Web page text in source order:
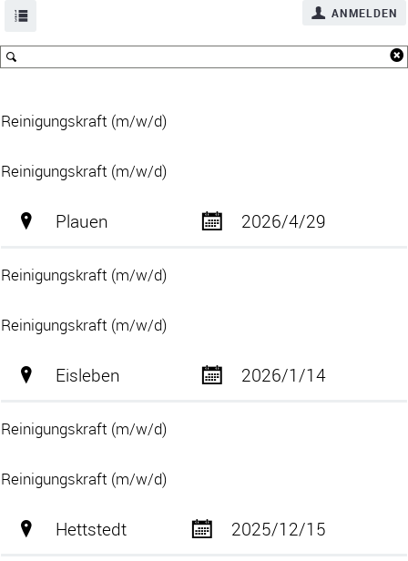
ANMELDEN
Reinigungskraft (m/w/d)
Reinigungskraft (m/w/d)
Plauen 2026/4/29
Reinigungskraft (m/w/d)
Reinigungskraft (m/w/d)
Eisleben 2026/1/14
Reinigungskraft (m/w/d)
Reinigungskraft (m/w/d)
Hettstedt 2025/12/15